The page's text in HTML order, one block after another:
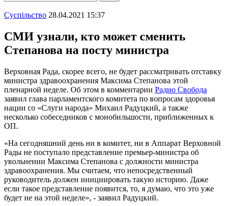
Суспiльство 28.04.2021 15:37
СМИ узнали, кто может сменить
Степанова на посту министра
Верховная Рада, скорее всего, не будет рассматривать отставку
министра здравоохранения Максима Степанова этой
пленарной неделе. Об этом в комментарии Радио Свобода
заявил глава парламентского комитета по вопросам здоровья
нации со «Слуги народа» Михаил Радуцкий, а также
несколько собеседников с монобильшости, приближенных к
ОП.
«На сегодняшний день ни в комитет, ни в Аппарат Верховной
Рады не поступало представление премьер-министра об
увольнении Максима Степанова с должности министра
здравоохранения. Мы считаем, что непосредственный
руководитель должен инициировать такую ​​историю. Даже
если такое представление появится, то, я думаю, что это уже
будет не на этой неделе», - заявил Радуцкий.